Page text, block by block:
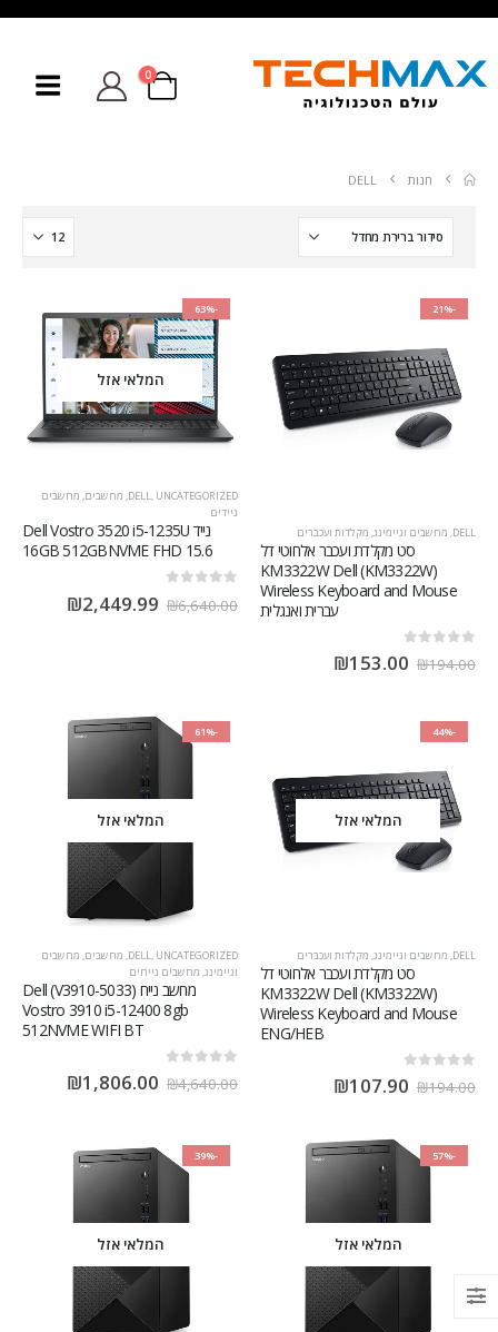
0
חנות DELL
-21%
DELL
, מחשבים וגיימינג, מקלדות ועכברים
סט‏ מקלדת ועכבר אלחוטי דל
(KM3322W) KM3322W Dell
Wireless Keyboard and Mouse
עברית ואנגלית
₪194.00
₪153.00
-63%
המלאי אזל
DELL, UNCATEGORIZED
, מחשבים, מחשבים
ניידים
נייד Dell Vostro 3520 i5-1235U
16GB 512GBNVME FHD 15.6
₪6,640.00
₪2,449.99
-44%
המלאי אזל
DELL
, מחשבים וגיימינג, מקלדות ועכברים
סט‏ מקלדת ועכבר אלחוטי דל
(KM3322W) KM3322W Dell
Wireless Keyboard and Mouse
ENG/HEB
₪194.00
₪107.90
-61%
המלאי אזל
DELL, UNCATEGORIZED
, מחשבים, מחשבים
וגיימינג, מחשבים נייחים
מחשב נייח (V3910-5033) Dell
Vostro 3910 i5-12400 8gb
512NVME WIFI BT
₪4,640.00
₪1,806.00
-57%
המלאי אזל
-39%
המלאי אזל